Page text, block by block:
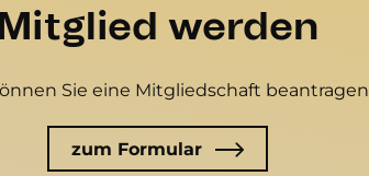
Mitglied werden
Sie eine Mitgliedschaft beantragen
zum Formular